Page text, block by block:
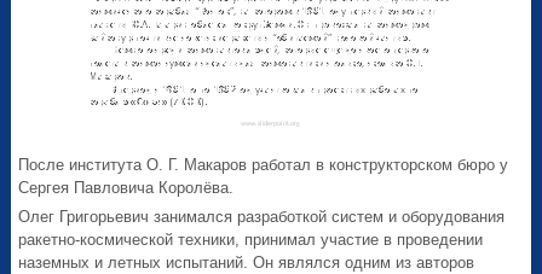
После института О. Г. Макаров работал в конструкторском бюро у
Сергея Павловича Королёва.
Олег Григорьевич занимался разработкой систем и оборудования
ракетно-космической техники, принимал участие в проведении
наземных и летных испытаний. Он являлся одним из авторов